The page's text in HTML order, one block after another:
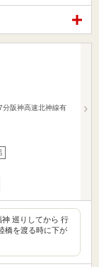
分阪神高速北神線有
巡りしてから 行
橋を渡る時に下が